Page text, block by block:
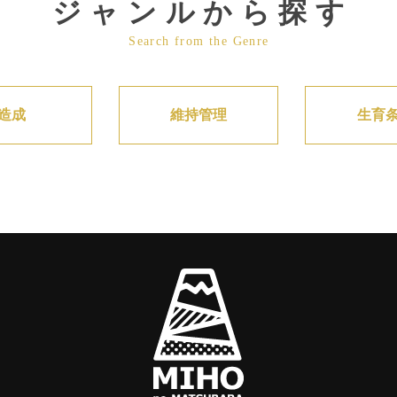
ジャンルから探す
Search from the Genre
成 維持管理 生育